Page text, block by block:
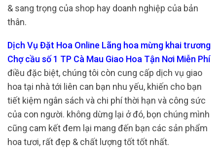
& sang trọng của shop hay doanh nghiệp của bản
thân.
Dịch Vụ Đặt Hoa Online Lãng hoa mừng khai trương
Chợ cầu số 1 TP Cà Mau Giao Hoa Tận Nơi Miễn Phí
điều đặc biệt, chúng tôi còn cung cấp dịch vụ giao
hoa tại nhà tới liên can bạn nhu yếu, khiến cho bạn
tiết kiệm ngân sách và chi phí thời hạn và công sức
của con người. không dừng lại ở đó, bọn chúng mình
cũng cam kết đem lại mang đến bạn các sản phẩm
hoa tươi, rất đẹp & chất lượng tốt tốt nhất.